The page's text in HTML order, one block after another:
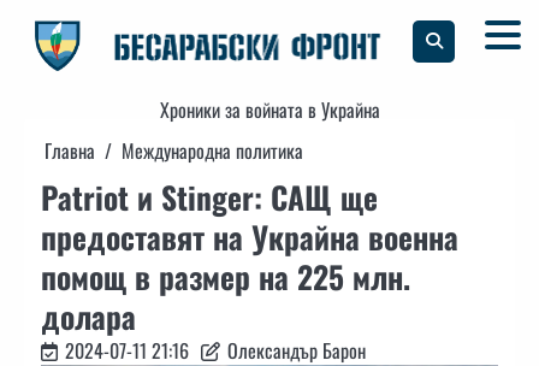
content
Хроники за войната в Украйна
Главна
Международна политика
Patriot и Stinger: САЩ ще
предоставят на Украйна военна
помощ в размер на 225 млн.
долара
2024-07-11 21:16 Олександър Барон